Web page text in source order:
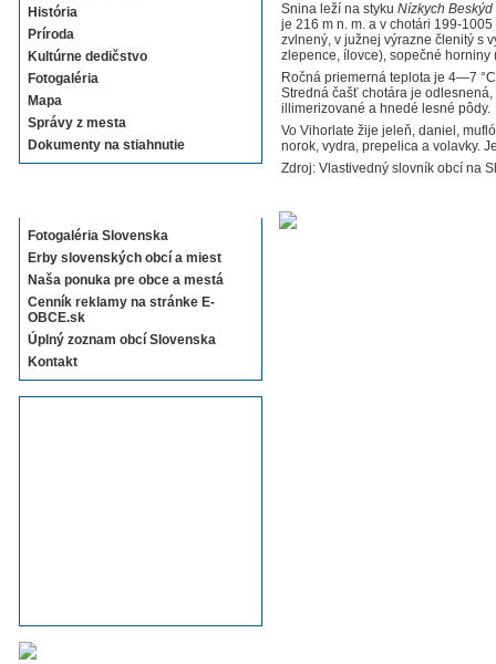
História
Príroda
Kultúrne dedičstvo
Fotogaléria
Mapa
Správy z mesta
Dokumenty na stiahnutie
Fotogaléria Slovenska
Erby slovenských obcí a miest
Naša ponuka pre obce a mestá
Cenník reklamy na stránke E-
OBCE.sk
Úplný zoznam obcí Slovenska
Kontakt
Snina leží na styku Nízkych Beskýd
je 216 m n. m. a v chotári 199-
zvlnený, v južnej výrazne členitý s
zlepence, ílovce), sopečné horniny
Ročná priemerná teplota je 4—7
Stredná čašť chotára je
illimerizované a hnedé lesné pôdy.
Vo Vihorlate žije jeleň, daniel,
norok, vydra, prepelica a volavky.
Zdroj: Vlastivedný slovník obcí na